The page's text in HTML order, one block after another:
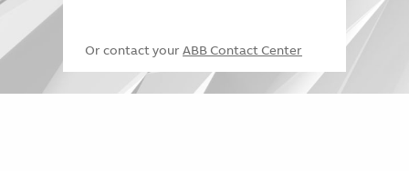
Or contact your ABB Contact Center